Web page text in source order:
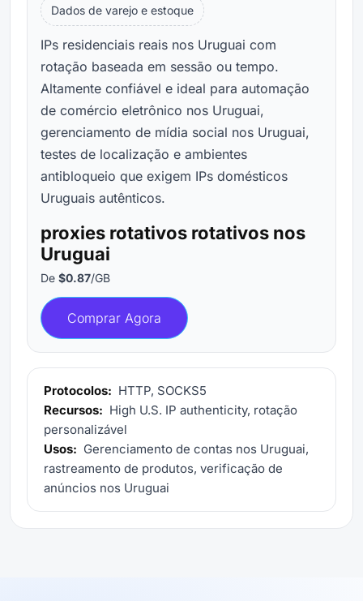
Dados de varejo e estoque
IPs residenciais reais nos Uruguai com
rotação baseada em sessão ou tempo.
Altamente confiável e ideal para automação
de comércio eletrônico nos Uruguai,
gerenciamento de mídia social nos Uruguai,
testes de localização e ambientes
antibloqueio que exigem IPs domésticos
Uruguais autênticos.
proxies rotativos rotativos nos
Uruguai
De $0.87/GB
Comprar Agora
Protocolos: HTTP, SOCKS5
Recursos: High U.S. IP authenticity, rotação
personalizável
Usos: Gerenciamento de contas nos Uruguai,
rastreamento de produtos, verificação de
anúncios nos Uruguai